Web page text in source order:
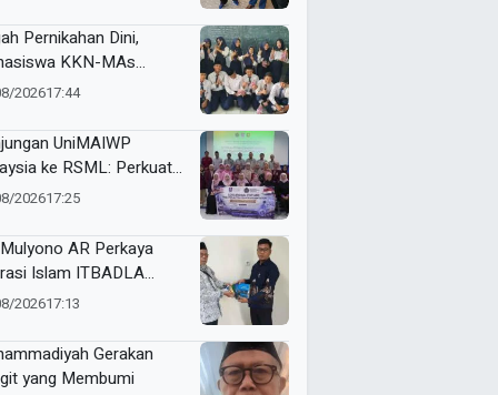
Pernikahan Dini,
KKN-MAs
100 Edukasi Siswa
202617:44
UniMAIWP
ke RSML: Perkuat
Manajemen Rumah
202617:25
AR Perkaya
Islam ITBADLA
Hibah Buku Materi
202617:13
Gerakan
yang Membumi